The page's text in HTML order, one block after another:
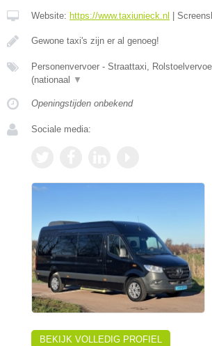
Website: https://www.taxiunieck.nl
Gewone taxi's zijn er al genoeg!
Personenvervoer - Straattaxi,
(nationaal
▼
Openingstijden onbekend
Sociale media:
BEKIJK VOLLEDIG PROFIEL